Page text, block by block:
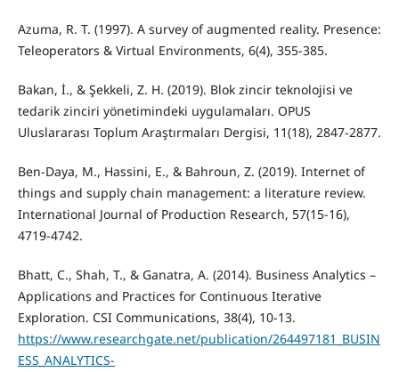
Azuma, R. T. (1997). A survey of augmented reality. Presence:
Teleoperators & Virtual Environments, 6(4), 355-385.
Bakan, İ., & Şekkeli, Z. H. (2019). Blok zincir teknolojisi ve
tedarik zinciri yönetimindeki uygulamaları. OPUS
Uluslararası Toplum Araştırmaları Dergisi, 11(18), 2847-2877.
Ben-Daya, M., Hassini, E., & Bahroun, Z. (2019). Internet of
things and supply chain management: a literature review.
International Journal of Production Research, 57(15-16),
4719-4742.
Bhatt, C., Shah, T., & Ganatra, A. (2014). Business Analytics –
Applications and Practices for Continuous Iterative
Exploration. CSI Communications, 38(4), 10-13.
https://www.researchgate.net/publication/264497181_BUSIN
ESS_ANALYTICS-